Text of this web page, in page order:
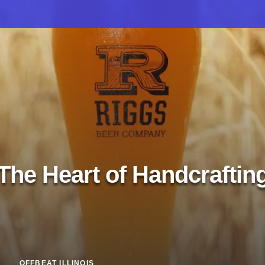
Heart of
OFFBEAT ILLINOIS